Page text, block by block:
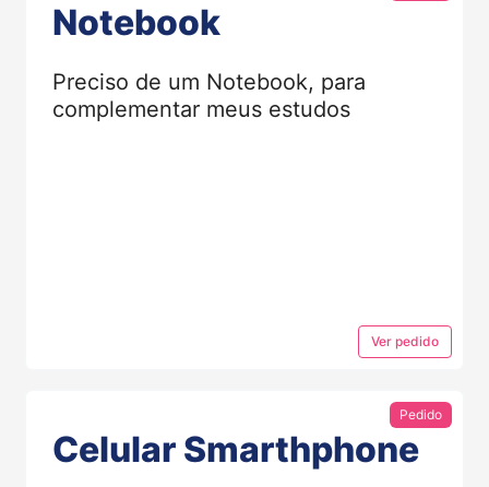
Notebook
Preciso de um Notebook, para
complementar meus estudos
Ver pedido
Pedido
Celular Smarthphone